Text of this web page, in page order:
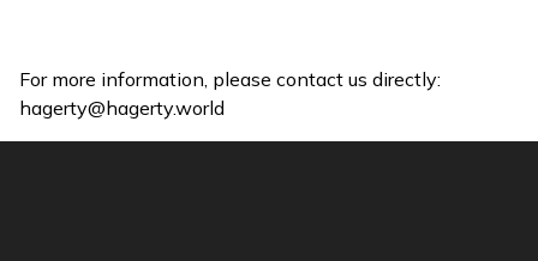
For more information, please contact us directly:
hagerty@hagerty.world